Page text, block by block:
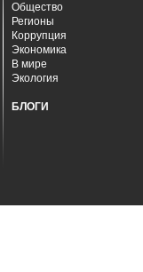
Общество
Регионы
Коррупция
Экономика
В мире
Экология
БЛОГИ